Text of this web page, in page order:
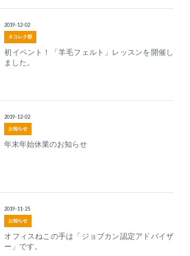
ネコレク部
2019-12-02
初イベント！「羊毛フェルト」レッスンを開催し
ました。
お知らせ
2019-12-02
年末年始休業のお知らせ
お知らせ
2019-11-25
オフィスねこの手は「ジョブカン認定アドバイザ
ー」です。